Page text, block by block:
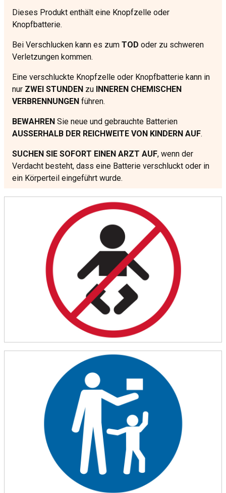
Dieses Produkt enthält eine Knopfzelle oder
Knopfbatterie.
Bei Verschlucken kann es zum TOD oder zu schweren
Verletzungen kommen.
Eine verschluckte Knopfzelle oder Knopfbatterie kann in
nur ZWEI STUNDEN zu INNEREN CHEMISCHEN
VERBRENNUNGEN führen.
BEWAHREN Sie neue und gebrauchte Batterien
AUSSERHALB DER REICHWEITE VON KINDERN AUF.
SUCHEN SIE SOFORT EINEN ARZT AUF, wenn der
Verdacht besteht, dass eine Batterie verschluckt oder in
ein Körperteil eingeführt wurde.